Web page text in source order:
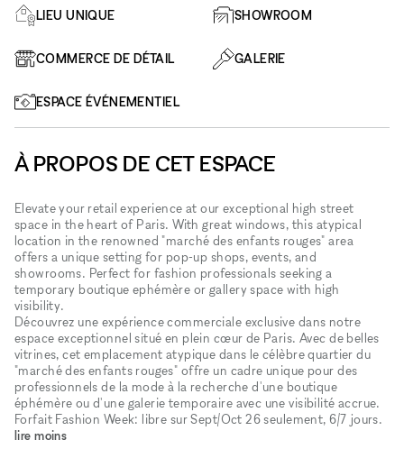
LIEU UNIQUE SHOWROOM
COMMERCE DE DÉTAIL GALERIE
ESPACE ÉVÉNEMENTIEL
À PROPOS DE CET ESPACE
Elevate your retail experience at our exceptional high street
space in the heart of Paris. With great windows, this atypical
location in the renowned "marché des enfants rouges" area
offers a unique setting for pop-up shops, events, and
showrooms. Perfect for fashion professionals seeking a
temporary boutique ephémère or gallery space with high
visibility.
Découvrez une expérience commerciale exclusive dans notre
espace exceptionnel situé en plein cœur de Paris. Avec de belles
vitrines, cet emplacement atypique dans le célèbre quartier du
"marché des enfants rouges" offre un cadre unique pour des
professionnels de la mode à la recherche d'une boutique
éphémère ou d'une galerie temporaire avec une visibilité accrue.
Forfait Fashion Week: libre sur Sept/Oct 26 seulement, 6/7 jours.
lire moins